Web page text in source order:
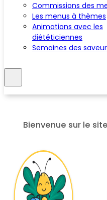
Commissions des
Les menus à thèmes
Animations avec les
diététiciennes
Semaines des
Bienvenue sur le